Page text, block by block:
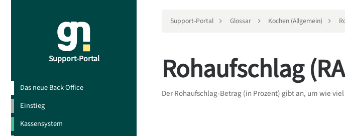
Support-Portal
Das neue Back Office
Einstieg
Kassensystem
Support-Portal Glossar Kochen (Allgemein)
Rohaufschlag
Der Rohaufschlag-Betrag (in Prozent) gibt an, um wie